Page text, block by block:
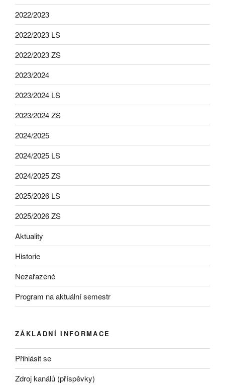
2022/2023
2022/2023 LS
2022/2023 ZS
2023/2024
2023/2024 LS
2023/2024 ZS
2024/2025
2024/2025 LS
2024/2025 ZS
2025/2026 LS
2025/2026 ZS
Aktuality
Historie
Nezařazené
Program na aktuální semestr
ZÁKLADNÍ INFORMACE
Přihlásit se
Zdroj kanálů (příspěvky)